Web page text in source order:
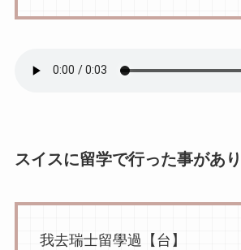
スイスに留学で行った事があ
我去瑞士留學過【台】